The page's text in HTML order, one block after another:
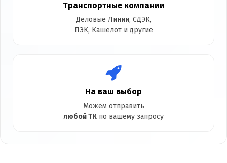
Транспортные компании
Деловые Линии, СДЭК,
ПЭК, Кашелот и другие
На ваш выбор
Можем отправить
любой ТК по вашему запросу